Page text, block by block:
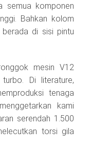
semua komponen
Bahkan kolom
di sisi pintu
mesin V12
Di literature,
tenaga
kami
serendah 1.500
torsi gila